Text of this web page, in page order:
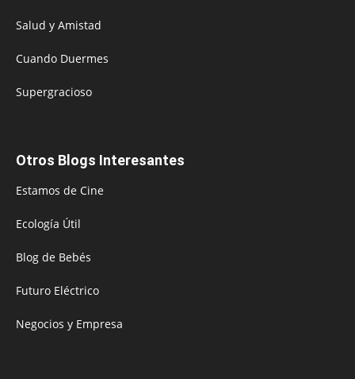
Salud y Amistad
Cuando Duermes
Supergracioso
Otros Blogs Interesantes
Estamos de Cine
Ecología Útil
Blog de Bebés
Futuro Eléctrico
Negocios y Empresa